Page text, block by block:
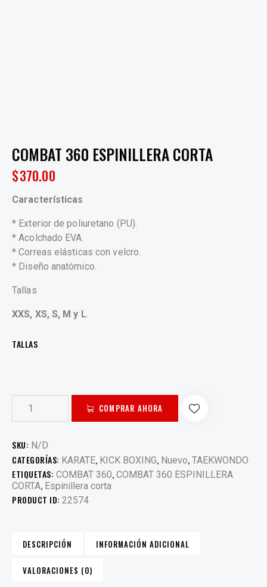
COMBAT 360 ESPINILLERA CORTA
$370.00
Características
* Exterior de poliuretano (PU).
* Acolchado EVA.
* Correas elásticas con velcro.
* Diseño anatómico.
Tallas
XXS, XS, S, M y L.
TALLAS
COMPRAR AHORA
SKU: N/D
CATEGORÍAS: KARATE, KICK BOXING, Nuevo, TAEKWONDO
ETIQUETAS: COMBAT 360, COMBAT 360 ESPINILLERA
CORTA, Espinillera corta
PRODUCT ID: 22574
DESCRIPCIÓN INFORMACIÓN ADICIONAL
VALORACIONES (0)